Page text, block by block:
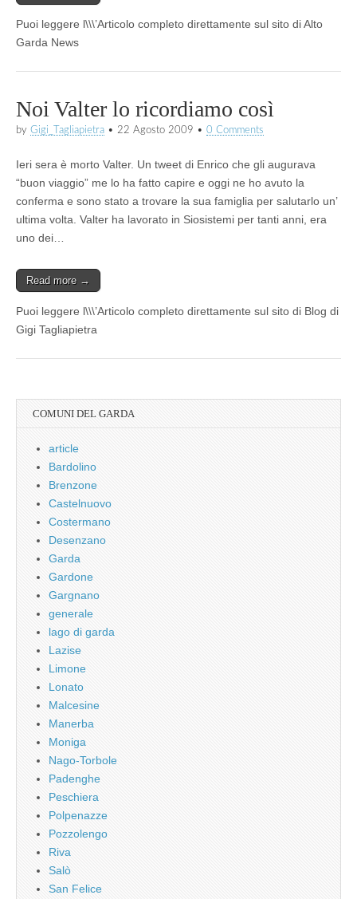
Puoi leggere l\\\’Articolo completo direttamente sul sito di Alto
Garda News
Noi Valter lo ricordiamo così
by Gigi_Tagliapietra • 22 Agosto 2009 • 0 Comments
Ieri sera è morto Valter. Un tweet di Enrico che gli augurava
“buon viaggio” me lo ha fatto capire e oggi ne ho avuto la
conferma e sono stato a trovare la sua famiglia per salutarlo un’
ultima volta. Valter ha lavorato in Siosistemi per tanti anni, era
uno dei…
Read more →
Puoi leggere l\\\’Articolo completo direttamente sul sito di Blog di
Gigi Tagliapietra
COMUNI DEL GARDA
article
Bardolino
Brenzone
Castelnuovo
Costermano
Desenzano
Garda
Gardone
Gargnano
generale
lago di garda
Lazise
Limone
Lonato
Malcesine
Manerba
Moniga
Nago-Torbole
Padenghe
Peschiera
Polpenazze
Pozzolengo
Riva
Salò
San Felice